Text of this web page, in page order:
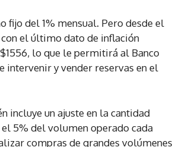
fijo del 1% mensual. Pero desde el
con el último dato de inflación
lo que le permitirá al Banco
intervenir y vender reservas en el
incluye un ajuste en la cantidad
5% del volumen operado cada
compras de grandes volúmenes